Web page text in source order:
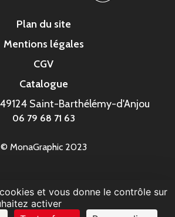
Plan du site
Mentions légales
CGV
Catalogue
49124 Saint-Barthélémy-d'Anjou
06 79 68 71 63
© MonaGraphic 2023
et vous donne le contrôle sur
activer